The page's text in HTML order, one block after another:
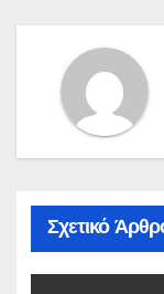
Σχετικό